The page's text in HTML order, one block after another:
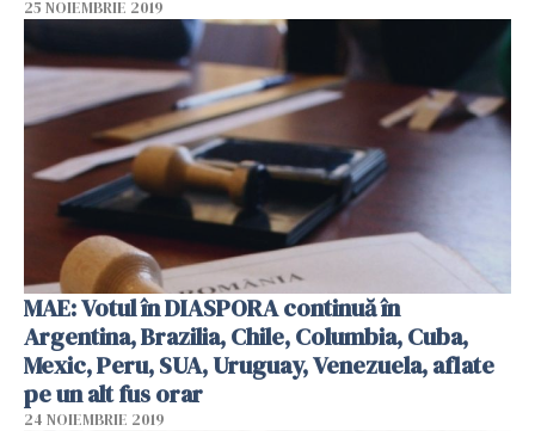
25 NOIEMBRIE 2019
MAE: Votul în DIASPORA continuă în
Argentina, Brazilia, Chile, Columbia, Cuba,
Mexic, Peru, SUA, Uruguay, Venezuela, aflate
pe un alt fus orar
24 NOIEMBRIE 2019